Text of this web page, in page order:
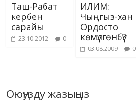
Таш-Рабат
кербен
сарайы
23.10.2012 0
ИЛИМ:
Чыңгыз-хан
Ордосто
көмүлгөнбү?
03.08.2009 0
Оюңузду жазыңыз